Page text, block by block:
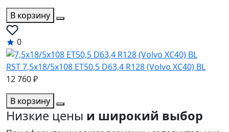
В корзину
0
RST 7,5x18/5x108 ET50,5 D63,4 R128 (Volvo XC40) BL
12 760 ₽
В корзину
Низкие цены и широкий выбор